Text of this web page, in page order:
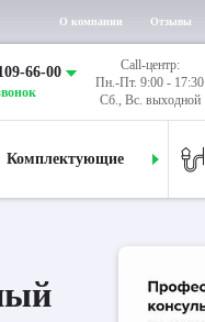
О компании Отзывы
66-00
Call-центр:
Пн.-Пт. 9:00 - 17:30
Сб., Вс. выходной
Комплектующие